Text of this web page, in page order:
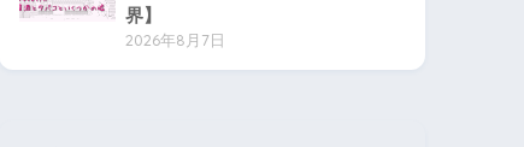
界】
2026年8月7日